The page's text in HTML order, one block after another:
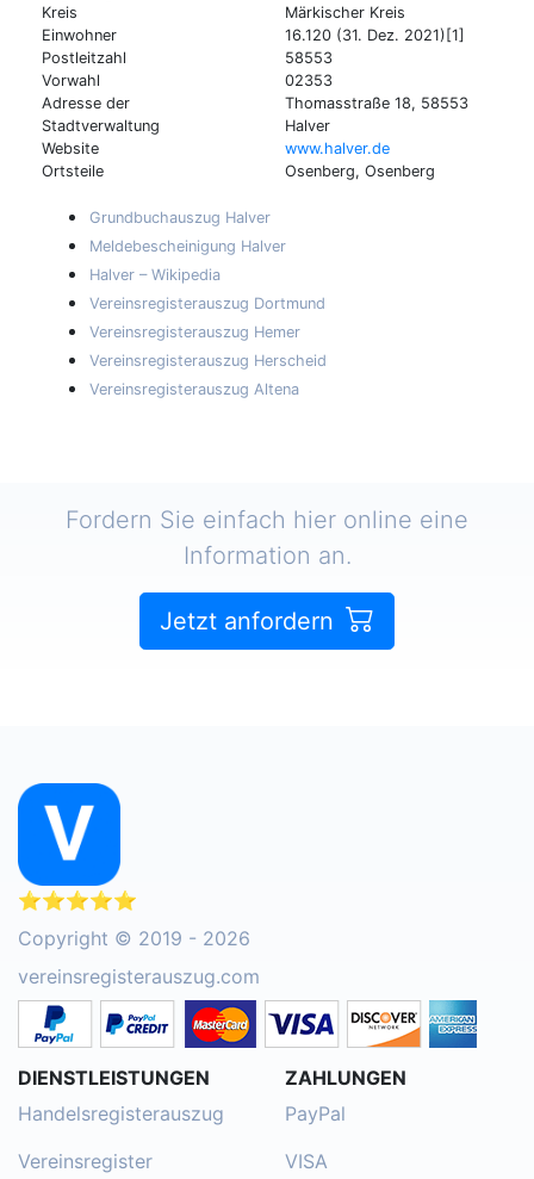
Kreis
Märkischer Kreis
Einwohner
16.120 (31. Dez. 2021)[1]
Postleitzahl
58553
Vorwahl
02353
Adresse der
Stadtverwaltung
Thomasstraße 18, 58553
Halver
Website
www.halver.de
Ortsteile
Osenberg, Osenberg
Grundbuchauszug Halver
Meldebescheinigung Halver
Halver – Wikipedia
Vereinsregisterauszug Dortmund
Vereinsregisterauszug Hemer
Vereinsregisterauszug Herscheid
Vereinsregisterauszug Altena
Fordern Sie einfach hier online eine
Information an.
Jetzt anfordern
⭐⭐⭐⭐⭐
Copyright © 2019 - 2026
vereinsregisterauszug.com
DIENSTLEISTUNGEN
Handelsregisterauszug
Vereinsregister
ZAHLUNGEN
PayPal
VISA